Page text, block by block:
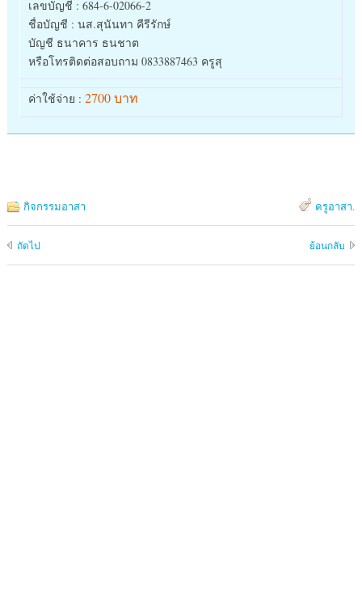
เลขบัญชี : 684-6-02066-2
ชื่อบัญชี : นส.สุนันทา คีรีรักษ์
บัญชี ธนาคาร ธนชาต
หรือโทรติดต่อสอบถาม 0833887463 ครูสุ
ค่าใช้จ่าย : 2700 บาท
กิจกรรมอาสา ครูอาสา.
ถัดไป ย้อนกลับ